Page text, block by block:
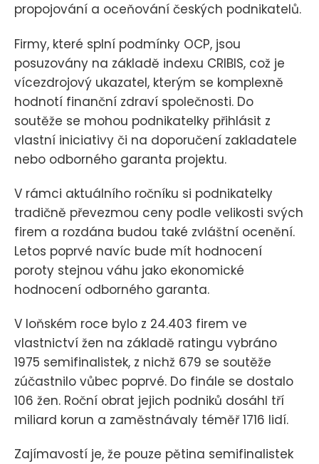
propojování a oceňování českých podnikatelů.
Firmy, které splní podmínky OCP, jsou
posuzovány na základě indexu CRIBIS, což je
vícezdrojový ukazatel, kterým se komplexně
hodnotí finanční zdraví společnosti. Do
soutěže se mohou podnikatelky přihlásit z
vlastní iniciativy či na doporučení zakladatele
nebo odborného garanta projektu.
V rámci aktuálního ročníku si podnikatelky
tradičně převezmou ceny podle velikosti svých
firem a rozdána budou také zvláštní ocenění.
Letos poprvé navíc bude mít hodnocení
poroty stejnou váhu jako ekonomické
hodnocení odborného garanta.
V loňském roce bylo z 24.403 firem ve
vlastnictví žen na základě ratingu vybráno
1975 semifinalistek, z nichž 679 se soutěže
zúčastnilo vůbec poprvé. Do finále se dostalo
106 žen. Roční obrat jejich podniků dosáhl tří
miliard korun a zaměstnávaly téměř 1716 lidí.
Zajímavostí je, že pouze pětina semifinalistek